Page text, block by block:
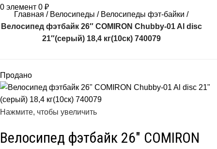
0 элемент 0 ₽
Главная
Велосипеды
Велосипеды фэт-байки
Велосипед фэтбайк 26″ COMIRON Chubby-01 Al disc
21″(серый) 18,4 кг(10cк) 740079
Продано
Нажмите, чтобы увеличить
Велосипед фэтбайк 26″ COMIRON